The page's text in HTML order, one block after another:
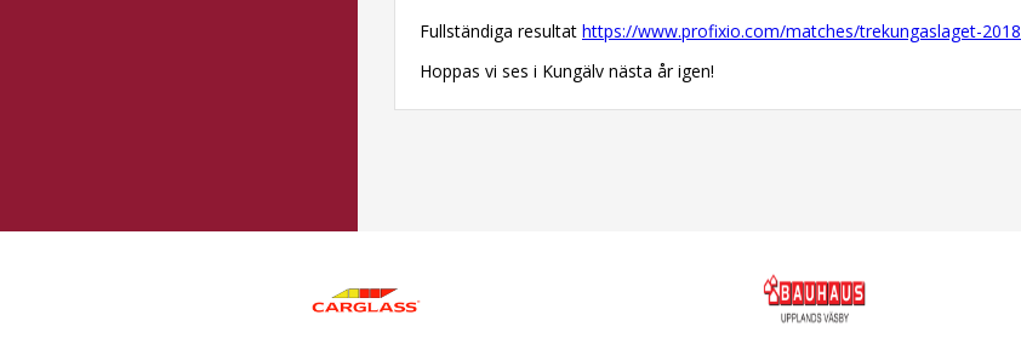
Fullständiga resultat https://www.profixio.com/matches/trekungaslaget-2018
Hoppas vi ses i Kungälv nästa år igen!